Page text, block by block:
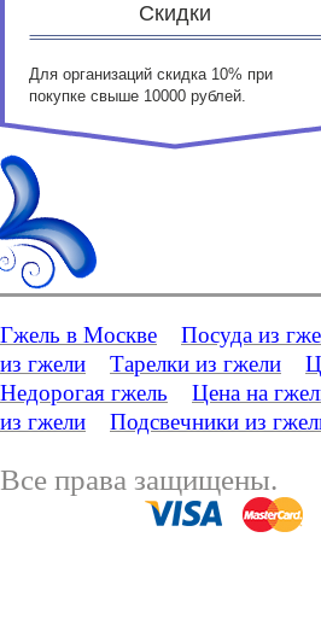
Скидки
Для организаций скидка 10% при
покупке свыше 10000 рублей.
Гжель в Москве Посуда из
из гжели
Тарелки из гжели
Недорогая гжель
Цена на
из гжели
Подсвечники из
Все права защищены.